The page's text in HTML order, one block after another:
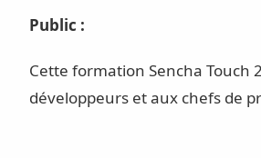
Public :
Cette formation Sencha Touch
développeurs et aux chefs de